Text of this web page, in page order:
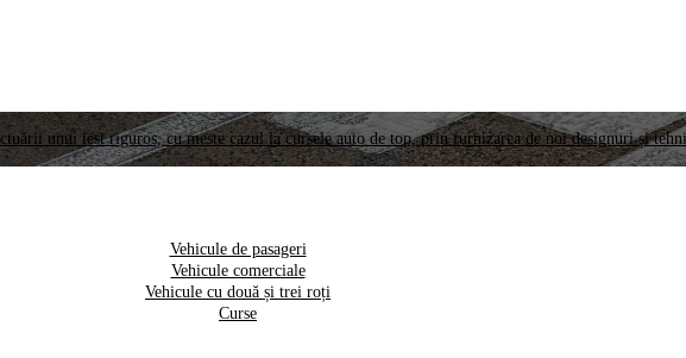
unui test riguros, cu meste cazul la cursele auto de top, prin furnizarea de noi designuri și
Vehicule de pasageri
Vehicule comerciale
Vehicule cu două și trei roți
Curse